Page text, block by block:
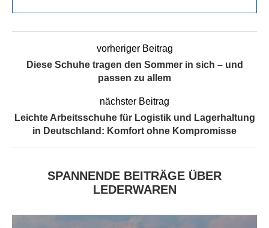
vorheriger Beitrag
Diese Schuhe tragen den Sommer in sich – und
passen zu allem
nächster Beitrag
Leichte Arbeitsschuhe für Logistik und Lagerhaltung
in Deutschland: Komfort ohne Kompromisse
SPANNENDE BEITRÄGE ÜBER
LEDERWAREN